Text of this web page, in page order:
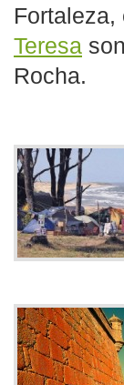
Teresa
Rocha.